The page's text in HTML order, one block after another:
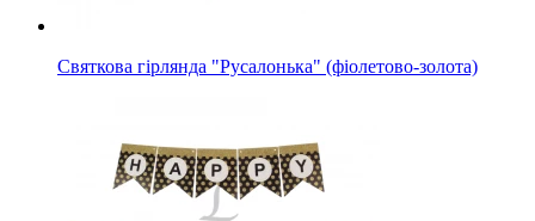
Святкова гірлянда "Русалонька" (фіолетово-золота)